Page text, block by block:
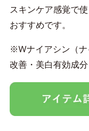
スキンケア感覚で
おすすめです。
※Wナイアシン（
改善・美白有効成分